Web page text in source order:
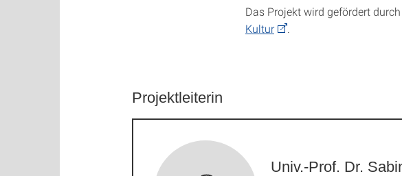
Das Projekt wird gefördert
Kultur
Projektleiterin
Univ.-Prof. Dr.